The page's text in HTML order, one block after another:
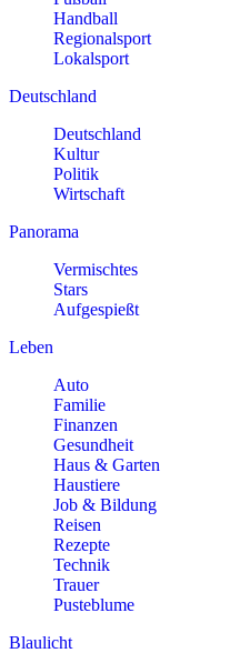
Handball
Regionalsport
Lokalsport
Deutschland
Deutschland
Kultur
Politik
Wirtschaft
Panorama
Vermischtes
Stars
Aufgespießt
Leben
Auto
Familie
Finanzen
Gesundheit
Haus & Garten
Haustiere
Job & Bildung
Reisen
Rezepte
Technik
Trauer
Pusteblume
Blaulicht